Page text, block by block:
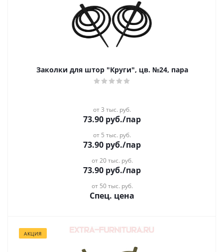
Заколки для штор "Круги", цв. №24, пара
от 3 тыс. руб.
73.90 руб./пар
от 5 тыс. руб.
73.90 руб./пар
от 20 тыс. руб.
73.90 руб./пар
от 50 тыс. руб.
Спец. цена
АКЦИЯ